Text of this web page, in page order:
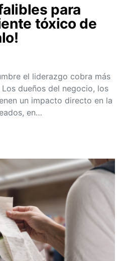
para
tóxico de
el liderazgo cobra más
dueños del negocio, los
un impacto directo en la
en…